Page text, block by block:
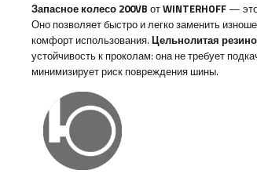
Запасное колесо 200VB отWINTERHOFF— это
Оно позволяет быстро и легко заменить
комфорт использования. Цельнолитая
устойчивость к проколам: она не требует
минимизирует риск повреждения шины.